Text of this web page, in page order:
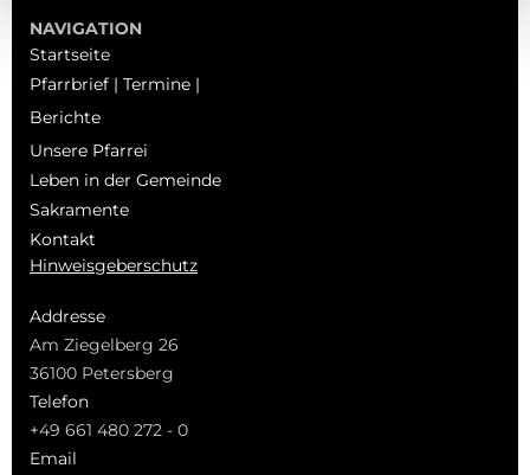
NAVIGATION
Startseite
Pfarrbrief | Termine |
Berichte
Unsere Pfarrei
Leben in der Gemeinde
Sakramente
Kontakt
Hinweisgeberschutz
Addresse
Am Ziegelberg 26
36100 Petersberg
Telefon
+49 661 480 272 - 0
Email